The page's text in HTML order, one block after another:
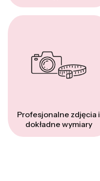
Profesjonalne zdjęcia i
dokładne wymiary